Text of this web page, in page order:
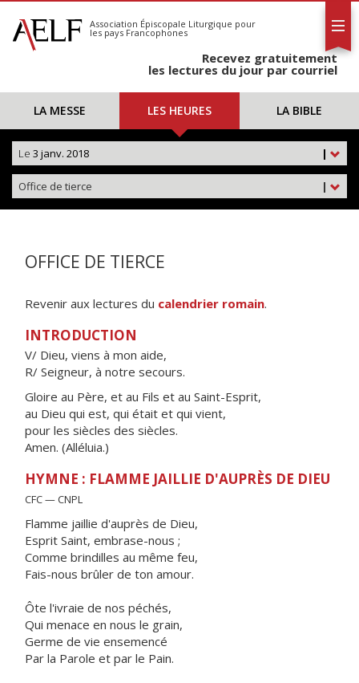
S'abonner
Calendrier
Association Épiscopale Liturgique pour
les pays Francophones
Recevez gratuitement
les lectures du jour par courriel
LA MESSE LES HEURES LA BIBLE
|
Le 3 janv. 2018
|
Office de tierce
OFFICE DE TIERCE
Revenir aux lectures du calendrier romain.
INTRODUCTION
V/ Dieu, viens à mon aide,
R/ Seigneur, à notre secours.
Gloire au Père, et au Fils et au Saint-Esprit,
au Dieu qui est, qui était et qui vient,
pour les siècles des siècles.
Amen. (Alléluia.)
HYMNE : FLAMME JAILLIE D'AUPRÈS DE DIEU
CFC — CNPL
Flamme jaillie d'auprès de Dieu,
Esprit Saint, embrase-nous ;
Comme brindilles au même feu,
Fais-nous brûler de ton amour.
Ôte l'ivraie de nos péchés,
Qui menace en nous le grain,
Germe de vie ensemencé
Par la Parole et par le Pain.